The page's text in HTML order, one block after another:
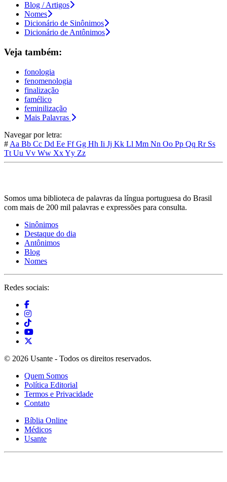
Blog / Artigos
Nomes
Dicionário de Sinônimos
Dicionário de Antônimos
Veja também:
fonologia
fenomenologia
finalização
famélico
feminilização
Mais Palavras
Navegar por letra:
# Aa Bb Cc Dd Ee FfGg Hh Ii Jj Kk Ll Mm Nn Oo Pp Qq Rr Ss
Tt Uu Vv Ww XxYy Zz
Somos uma biblioteca de palavras da língua portuguesa do Brasil
com mais de 200 mil palavras e expressões para consulta.
Sinônimos
Destaque do dia
Antônimos
Blog
Nomes
Redes sociais:
© 2026 Usante - Todos os direitos reservados.
Quem Somos
Política Editorial
Termos e Privacidade
Contato
Bíblia Online
Médicos
Usante